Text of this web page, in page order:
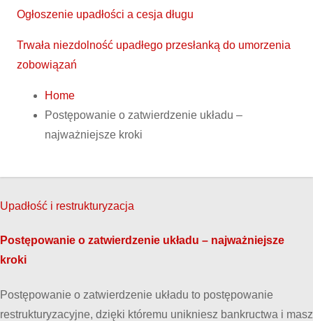
Ogłoszenie upadłości a cesja długu
Trwała niezdolność upadłego przesłanką do umorzenia
zobowiązań
Home
Postępowanie o zatwierdzenie układu –
najważniejsze kroki
Upadłość i restrukturyzacja
Postępowanie o zatwierdzenie układu – najważniejsze
kroki
Postępowanie o zatwierdzenie układu to postępowanie
restrukturyzacyjne, dzięki któremu unikniesz bankructwa i masz